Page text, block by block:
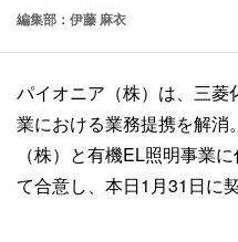
編集部：伊藤 麻衣
パイオニア（株）は、三
業における業務提携を解消
（株）と有機EL照明事業
て合意し、本日1月31日に